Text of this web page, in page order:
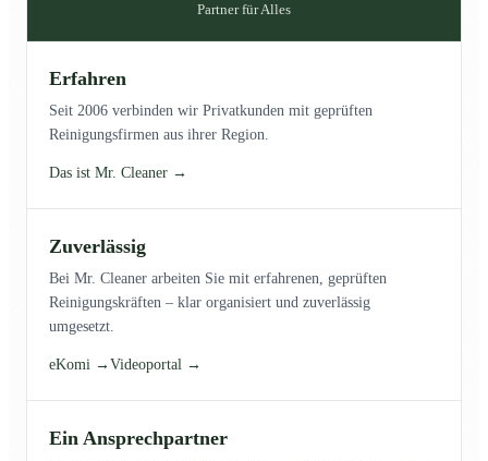
Partner für Alles
Erfahren
Seit 2006 verbinden wir Privatkunden mit geprüften
Reinigungsfirmen aus ihrer Region.
Das ist Mr. Cleaner →
Zuverlässig
Bei Mr. Cleaner arbeiten Sie mit erfahrenen, geprüften
Reinigungskräften – klar organisiert und zuverlässig
umgesetzt.
eKomi → Videoportal →
Ein Ansprechpartner